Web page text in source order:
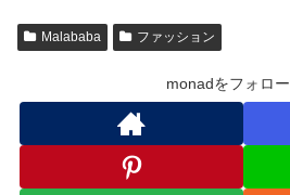
Malababa ファッション
monadをフォロ